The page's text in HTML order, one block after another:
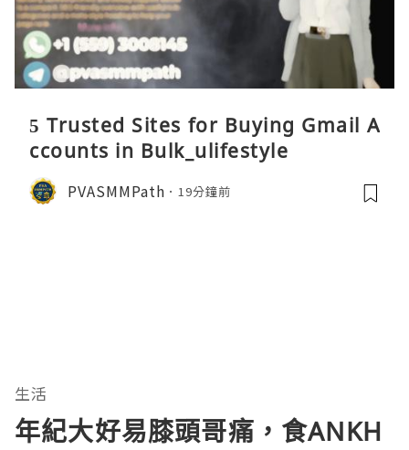
5 Trusted Sites for Buying Gmail A
ccounts in Bulk_ulifestyle
PVASMMPath 19分鐘前
生活
年紀大好易膝頭哥痛，食ANKH